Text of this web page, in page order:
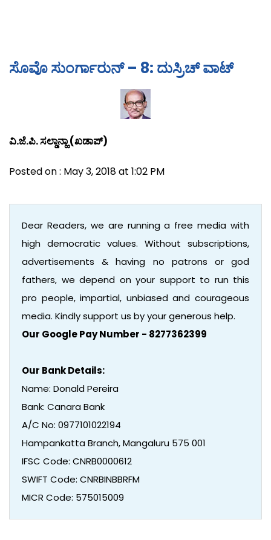
ಸೊವೊ ಸುಂರ್ಗಾರುನ್ – 8: ದುಸ್ರಿಚ್ ವಾಟ್
ವಿ.ಜೆ.ಪಿ. ಸಲ್ಡಾನ್ಹಾ (ಖಡಾಪ್)
Posted on : May 3, 2018 at 1:02 PM
Dear Readers, we are running a free media with
high democratic values. Without subscriptions,
advertisements & having no patrons or god
fathers, we depend on your support to run this
pro people, impartial, unbiased and courageous
media. Kindly support us by your generous help.
Our Google Pay Number - 8277362399
Our Bank Details:
Name: Donald Pereira
Bank: Canara Bank
A/C No: 0977101022194
Hampankatta Branch, Mangaluru 575 001
IFSC Code: CNRB0000612
SWIFT Code: CNRBINBBRFM
MICR Code: 575015009